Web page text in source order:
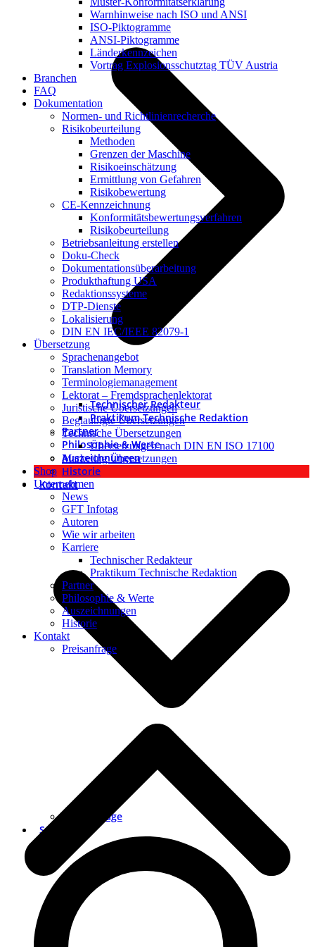
Technischer Redakteur
Praktikum Technische Redaktion
Partner
Philosophie & Werte
Auszeichnungen
Historie
Kontakt
Preisanfrage
Suche
Warnhinweise nach ISO und ANSI
ISO-Piktogramme
ANSI-Piktogramme
Länderkennzeichen
Vortrag Explosionsschutztag TÜV Austria
Branchen
FAQ
Dokumentation
Normen- und Richtlinienrecherche
Risikobeurteilung
Methoden
Grenzen der Maschine
Risikoeinschätzung
Ermittlung von Gefahren
Risikobewertung
CE-Kennzeichnung
Konformitätsbewertungsverfahren
Risikobeurteilung
Betriebsanleitung erstellen
Doku-Check
Dokumentationsüberarbeitung
Produkthaftung USA
Redaktionssysteme
DTP-Dienste
Lokalisierung
DIN EN IEC/IEEE 82079-1
Übersetzung
Sprachenangebot
Translation Memory
Terminologiemanagement
Lektorat – Fremdsprachenlektorat
Juristische Übersetzungen
Beglaubigte Übersetzungen
Technische Übersetzungen
Übersetzungen nach DIN EN ISO 17100
Marketing Übersetzungen
Shop
Unternehmen
News
GFT Infotag
Autoren
Wie wir arbeiten
Karriere
Technischer Redakteur
Praktikum Technische Redaktion
Partner
Philosophie & Werte
Auszeichnungen
Historie
Kontakt
Preisanfrage